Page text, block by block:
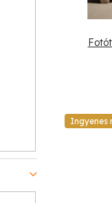
e
iIngyenes